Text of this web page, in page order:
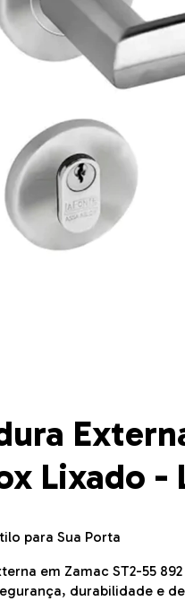
Lixado -
para Sua Porta
em Zamac ST2-55
durabilidade e